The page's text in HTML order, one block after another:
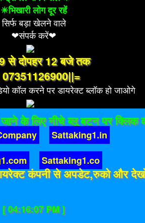
☀भिखारी लोग दूर रहें
सिर्फ बड़ा खेलने वाले
❤संपर्क करें❤
से दोपहर 12 बजे तक
कॉल करने पर डायरेक्ट ब्लॉक हो जाओगे
जाने के लिए नीचे ब्लू बटन पर क्लिक
Sattaking1.in
Sattaking1.co
कंपनी से अपडेट,रुको और
[ 04:16:07 PM ]